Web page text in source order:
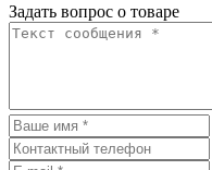
Задать вопрос о товаре